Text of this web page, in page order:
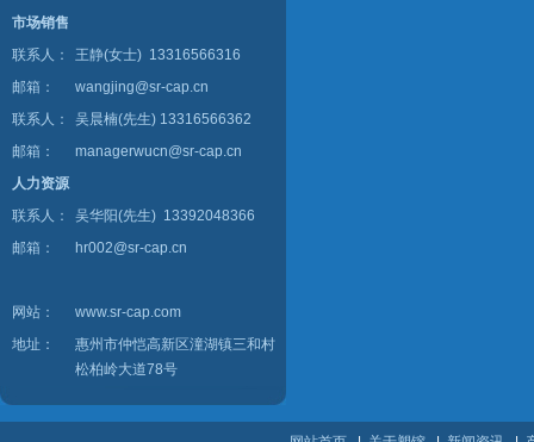
市场销售
联系人：
王静(女士) 13316566316
邮箱：
wangjing@sr-cap.cn
联系人：
吴晨楠(先生) 13316566362
邮箱：
managerwucn@sr-cap.cn
人力资源
联系人：
吴华阳(先生) 13392048366
邮箱：
hr002@sr-cap.cn
网站：
www.sr-cap.com
地址：
惠州市仲恺高新区潼湖镇三和村
松柏岭大道78号